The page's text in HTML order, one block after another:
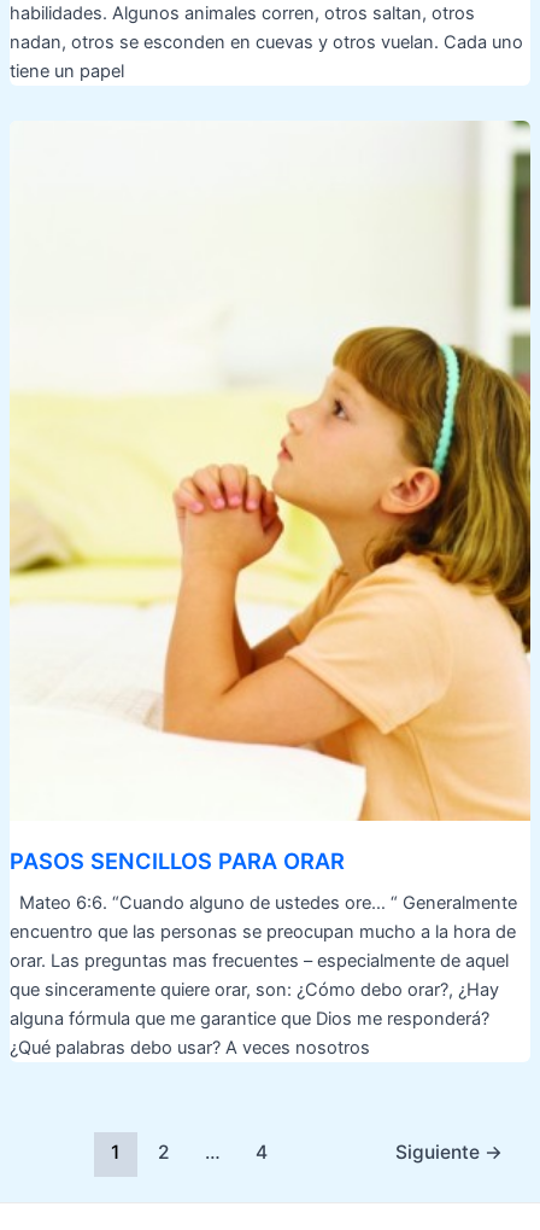
habilidades. Algunos animales corren, otros saltan, otros
nadan, otros se esconden en cuevas y otros vuelan. Cada uno
tiene un papel
PASOS SENCILLOS PARA ORAR
Mateo 6:6. “Cuando alguno de ustedes ore… “ Generalmente
encuentro que las personas se preocupan mucho a la hora de
orar. Las preguntas mas frecuentes – especialmente de aquel
que sinceramente quiere orar, son: ¿Cómo debo orar?, ¿Hay
alguna fórmula que me garantice que Dios me responderá?
¿Qué palabras debo usar? A veces nosotros
entradas
1 2 … 4 Siguiente →